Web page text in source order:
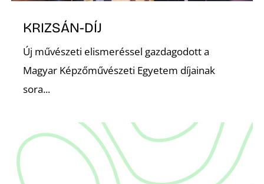
KRIZSÁN-DÍJ
Új művészeti elismeréssel gazdagodott a
Magyar Képzőművészeti Egyetem díjainak
sora...